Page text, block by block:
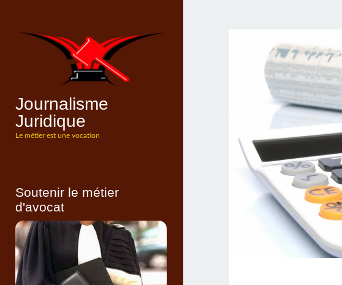
Journalisme
Juridique
Le métier est une vocation
Soutenir le métier
d'avocat